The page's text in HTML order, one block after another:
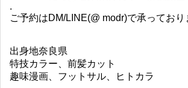
.
ご予約はDM/LINE(@ modr)で承っており
出身地奈良県
特技カラー、前髪カット
趣味漫画、フットサル、ヒトカラ